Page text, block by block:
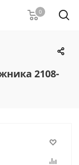
0
2108-